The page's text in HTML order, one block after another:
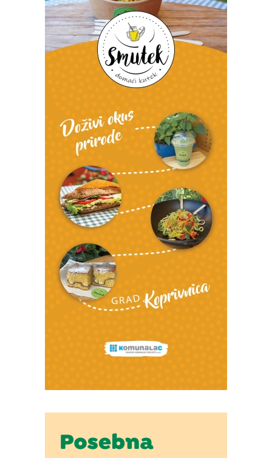
Izvor: Općina Novigrad Podravski
Izvor: Općina Novigrad Podravski